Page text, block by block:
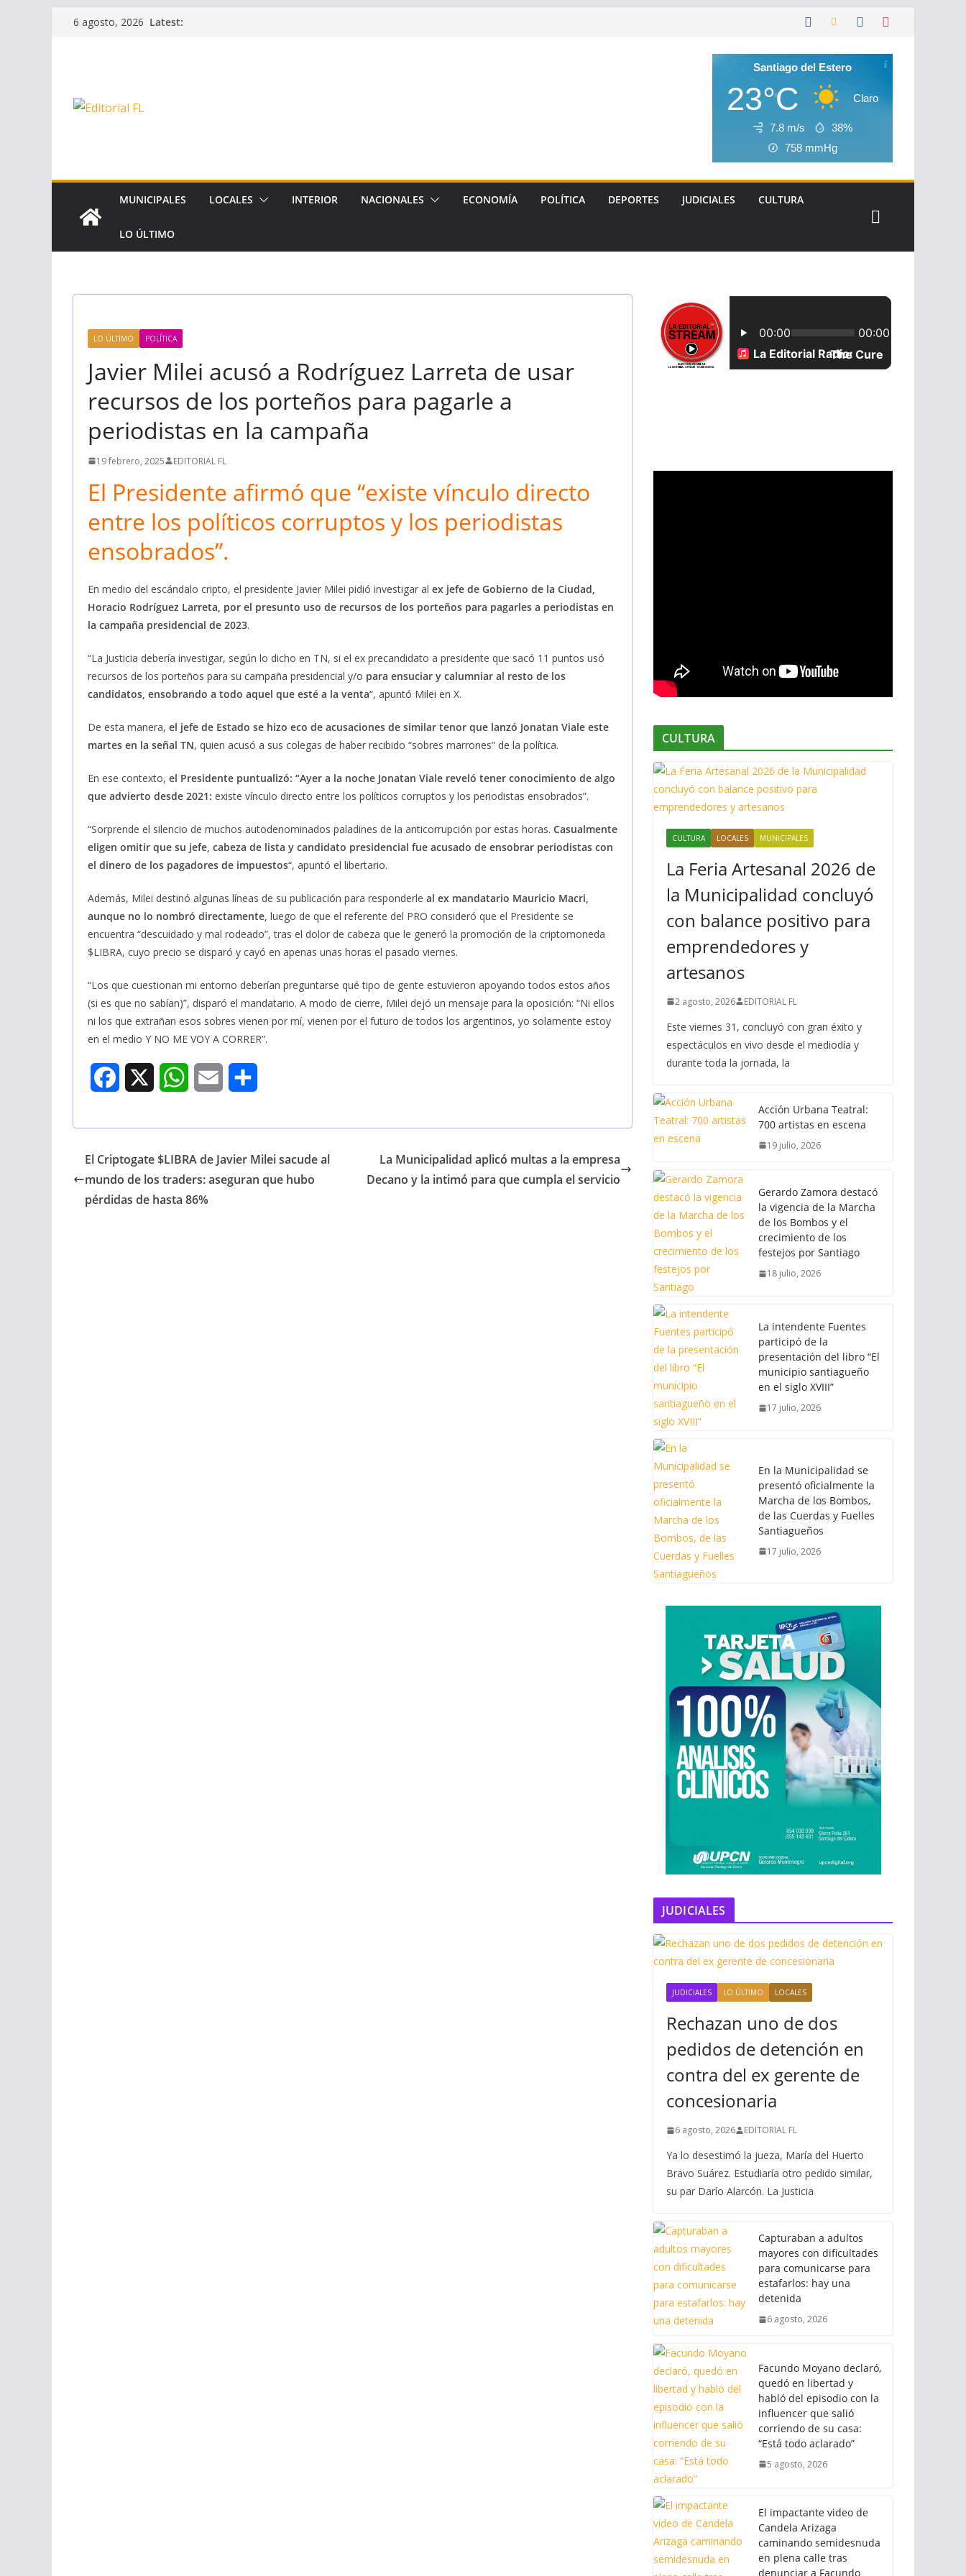
6 agosto, 2026 Latest:
Santiago del Estero
23°C Claro
7.8 m/s
38%
758 mmHg
MUNICIPALES LOCALES INTERIOR NACIONALES ECONOMÍA POLÍTICA DEPORTES JUDICIALES CULTURA
LO ÚLTIMO
LO ÚLTIMO POLÍTICA
Javier Milei acusó a Rodríguez Larreta de usar
recursos de los porteños para pagarle a
periodistas en la campaña
19 febrero, 2025 EDITORIAL FL
El Presidente afirmó que “existe vínculo directo
entre los políticos corruptos y los periodistas
ensobrados”.
En medio del escándalo cripto, el presidente Javier Milei pidió investigar al ex jefe de Gobierno de la Ciudad,
Horacio Rodríguez Larreta, por el presunto uso de recursos de los porteños para pagarles a periodistas en
la campaña presidencial de 2023.
“La Justicia debería investigar, según lo dicho en TN, si el ex precandidato a presidente que sacó 11 puntos usó
recursos de los porteños para su campaña presidencial y/o para ensuciar y calumniar al resto de los
candidatos, ensobrando a todo aquel que esté a la venta“, apuntó Milei en X.
De esta manera, el jefe de Estado se hizo eco de acusaciones de similar tenor que lanzó Jonatan Viale este
martes en la señal TN, quien acusó a sus colegas de haber recibido “sobres marrones” de la política.
En ese contexto, el Presidente puntualizó: “Ayer a la noche Jonatan Viale reveló tener conocimiento de algo
que advierto desde 2021: existe vínculo directo entre los políticos corruptos y los periodistas ensobrados”.
“Sorprende el silencio de muchos autodenominados paladines de la anticorrupción por estas horas. Casualmente
eligen omitir que su jefe, cabeza de lista y candidato presidencial fue acusado de ensobrar periodistas con
el dinero de los pagadores de impuestos“, apuntó el libertario.
Además, Milei destinó algunas líneas de su publicación para responderle al ex mandatario Mauricio Macri,
aunque no lo nombró directamente, luego de que el referente del PRO consideró que el Presidente se
encuentra “descuidado y mal rodeado”, tras el dolor de cabeza que le generó la promoción de la criptomoneda
$LIBRA, cuyo precio se disparó y cayó en apenas unas horas el pasado viernes.
“Los que cuestionan mi entorno deberían preguntarse qué tipo de gente estuvieron apoyando todos estos años
(si es que no sabían)”, disparó el mandatario. A modo de cierre, Milei dejó un mensaje para la oposición: “Ni ellos
ni los que extrañan esos sobres vienen por mí, vienen por el futuro de todos los argentinos, yo solamente estoy
en el medio Y NO ME VOY A CORRER”.
e
b
W
t
s
i
r
El Criptogate $LIBRA de Javier Milei sacude al
mundo de los traders: aseguran que hubo
pérdidas de hasta 86%
La Municipalidad aplicó multas a la empresa
Decano y la intimó para que cumpla el servicio
CULTURA
CULTURA LOCALES MUNICIPALES
La Feria Artesanal 2026 de
la Municipalidad concluyó
con balance positivo para
emprendedores y
artesanos
2 agosto, 2026 EDITORIAL FL
Este viernes 31, concluyó con gran éxito y
espectáculos en vivo desde el mediodía y
durante toda la jornada, la
Acción Urbana Teatral:
700 artistas en escena
19 julio, 2026
Gerardo Zamora destacó
la vigencia de la Marcha
de los Bombos y el
crecimiento de los
festejos por Santiago
18 julio, 2026
La intendente Fuentes
participó de la
presentación del libro “El
municipio santiagueño
en el siglo XVIII”
17 julio, 2026
En la Municipalidad se
presentó oficialmente la
Marcha de los Bombos,
de las Cuerdas y Fuelles
Santiagueños
17 julio, 2026
JUDICIALES
JUDICIALES LO ÚLTIMO LOCALES
Rechazan uno de dos
pedidos de detención en
contra del ex gerente de
concesionaria
6 agosto, 2026 EDITORIAL FL
Ya lo desestimó la jueza, María del Huerto
Bravo Suárez. Estudiaría otro pedido similar,
su par Darío Alarcón. La Justicia
Capturaban a adultos
mayores con dificultades
para comunicarse para
estafarlos: hay una
detenida
6 agosto, 2026
Facundo Moyano declaró,
quedó en libertad y
habló del episodio con la
influencer que salió
corriendo de su casa:
“Está todo aclarado”
5 agosto, 2026
El impactante video de
Candela Arizaga
caminando semidesnuda
en plena calle tras
denunciar a Facundo